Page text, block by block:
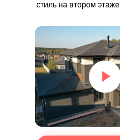
стиль на втором этаже